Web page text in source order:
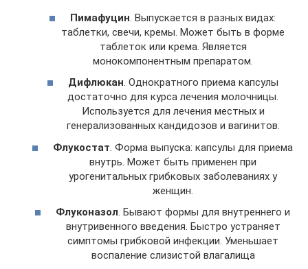
Пимафуцин. Выпускается в разных видах:
таблетки, свечи, кремы. Может быть в форме
таблеток или крема. Является
монокомпонентным препаратом.
Дифлюкан. Однократного приема капсулы
достаточно для курса лечения молочницы.
Используется для лечения местных и
генерализованных кандидозов и вагинитов.
Флукостат. Форма выпуска: капсулы для приема
внутрь. Может быть применен при
урогенитальных грибковых заболеваниях у
женщин.
Флуконазол. Бывают формы для внутреннего и
внутривенного введения. Быстро устраняет
симптомы грибковой инфекции. Уменьшает
воспаление слизистой влагалища